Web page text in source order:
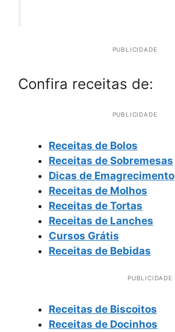
PUBLICIDADE
Confira receitas de:
PUBLICIDADE
Receitas de Bolos
Receitas de Sobremesas
Dicas de Emagrecimento
Receitas de Molhos
Receitas de Tortas
Receitas de Lanches
Cursos Grátis
Receitas de Bebidas
PUBLICIDADE
Receitas de Biscoitos
Receitas de Docinhos